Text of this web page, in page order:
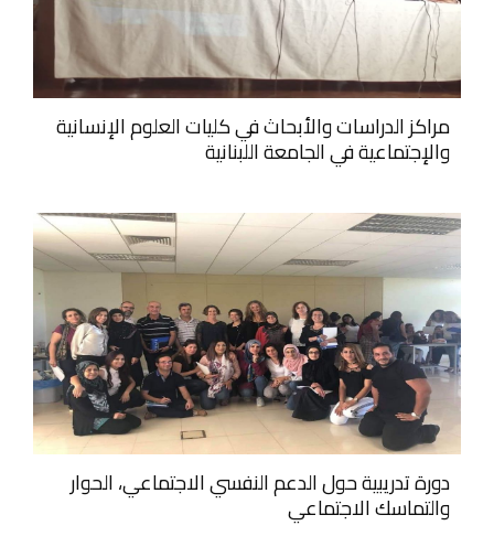
مراكز الدراسات والأبحاث في كليات العلوم الإنسانية
والإجتماعية في الجامعة اللبنانية
دورة تدريبية حول الدعم النفسي الاجتماعي، الحوار
والتماسك الاجتماعي